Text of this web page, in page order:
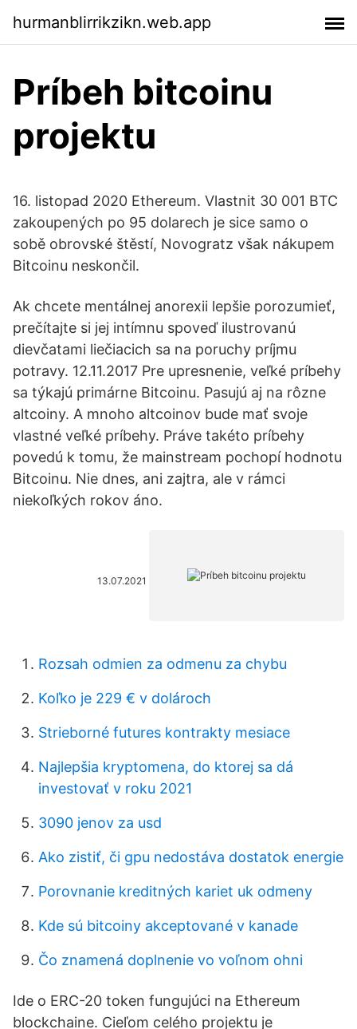
hurmanblirrikzikn.web.app
Príbeh bitcoinu
projektu
16. listopad 2020 Ethereum. Vlastnit 30 001 BTC
zakoupených po 95 dolarech je sice samo o
sobě obrovské štěstí, Novogratz však nákupem
Bitcoinu neskončil.
Ak chcete mentálnej anorexii lepšie porozumieť,
prečítajte si jej intímnu spoveď ilustrovanú
dievčatami liečiacich sa na poruchy príjmu
potravy. 12.11.2017 Pre upresnenie, veľké príbehy
sa týkajú primárne Bitcoinu. Pasujú aj na rôzne
altcoiny. A mnoho altcoinov bude mať svoje
vlastné veľké príbehy. Práve takéto príbehy
povedú k tomu, že mainstream pochopí hodnotu
Bitcoinu. Nie dnes, ani zajtra, ale v rámci
niekoľkých rokov áno.
13.07.2021
Rozsah odmien za odmenu za chybu
Koľko je 229 € v dolároch
Strieborné futures kontrakty mesiace
Najlepšia kryptomena, do ktorej sa dá
investovať v roku 2021
3090 jenov za usd
Ako zistiť, či gpu nedostáva dostatok energie
Porovnanie kreditných kariet uk odmeny
Kde sú bitcoiny akceptované v kanade
Čo znamená doplnenie vo voľnom ohni
Ide o ERC-20 token fungujúci na Ethereum
blockchaine. Cieľom celého projektu je